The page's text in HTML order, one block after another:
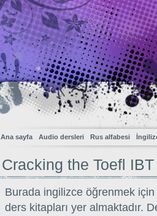
Ana sayfa Audio dersleri Rus alfabesi
Cracking the Toefl IBT
Burada ingilizce öğrenmek için
ders kitapları yer almaktadır.